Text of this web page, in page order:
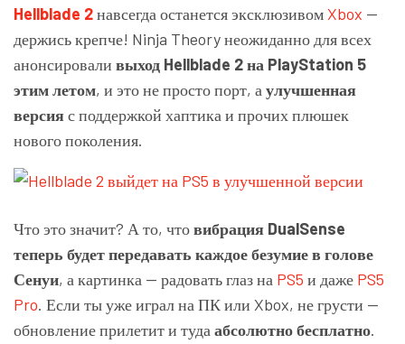
Hellblade 2навсегда останется эксклюзивомXbox —
держись крепче! Ninja Theory неожиданно для всех
анонсировали выход Hellblade 2 на PlayStation 5
этим летом, и это не просто порт, а улучшенная
версияс поддержкой хаптика и прочих плюшек
нового поколения.
Что это значит? А то, чтовибрация DualSense
теперь будет передавать каждое безумие в голове
Сенуи, а картинка — радовать глаз на PS5 и даже PS5
Pro. Если ты уже играл на ПК или Xbox, не грусти —
обновление прилетит и туда абсолютно бесплатно.